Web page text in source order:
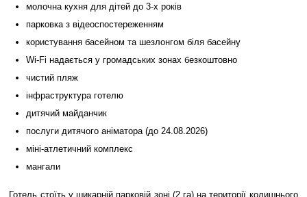
молочна кухня для дітей до 3-х років
парковка з відеоспостереженням
користування басейном та шезлонгом біля басейну
Wi-Fi надається у громадських зонах безкоштовно
чистий пляж
інфраструктура готелю
дитячий майданчик
послуги дитячого аніматора (до 24.08.2026)
міні-атлетичний комплекс
мангали
Готель стоїть у шикарній парковій зоні (2 га) на території колишнього